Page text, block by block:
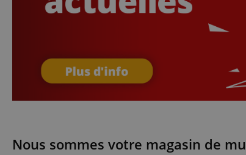
Nous sommes votre magasin de